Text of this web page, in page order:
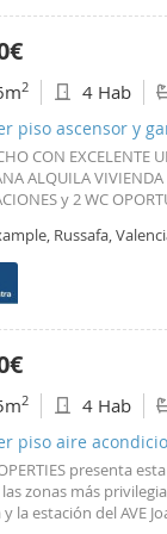
ofrece un
impresionantes
- PIS_28 - K&N
2 4 Hab
piso ascensor y
CON EXCELENTE
ALQUILA
y 2 WC
. Vivienda de 4
Balcón y Terraza
Cerca de todo tipo
con cómodos
para un
Russafa,
2 4 Hab
piso aire
presenta
zonas más
y la estación del AVE